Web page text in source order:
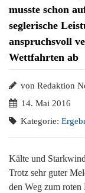
musste schon
seglerische
anspruchsvoll
Wettfahrten ab
von Redaktion
14. Mai 2016
Kategorie:
Kälte und
Trotz sehr guter
den Weg zum roten